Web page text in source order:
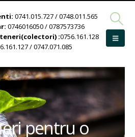
0741.015.727 / 0748.011.565
0746016050 / 0787573736
:0756.161.128
/ 0747.071.085
pentru o